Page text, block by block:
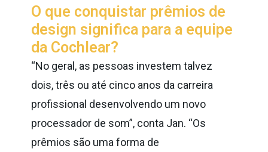
O que conquistar prêmios de
design significa para a equipe
da Cochlear?
“No geral, as pessoas investem talvez
dois, três ou até cinco anos da carreira
profissional desenvolvendo um novo
processador de som”, conta Jan. “Os
prêmios são uma forma de